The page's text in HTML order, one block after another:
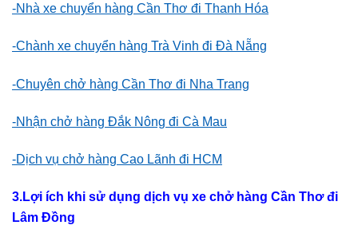
-Nhà xe chuyển hàng Cần Thơ đi Thanh Hóa
-Chành xe chuyển hàng Trà Vinh đi Đà Nẵng
-Chuyên chở hàng Cần Thơ đi Nha Trang
-Nhận chở hàng Đắk Nông đi Cà Mau
-Dịch vụ chở hàng Cao Lãnh đi HCM
3.Lợi ích khi sử dụng dịch vụ xe chở hàng Cần Thơ đi
Lâm Đồng